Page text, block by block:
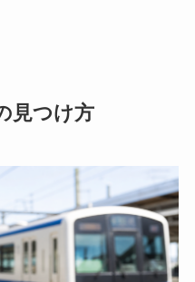
見つけ方